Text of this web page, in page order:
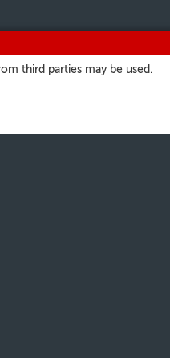
third parties may be used.